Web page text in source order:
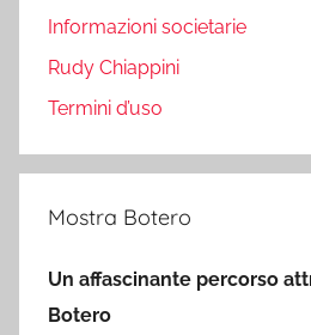
Informazioni societarie
Rudy Chiappini
Termini d’uso
Mostra Botero
Un affascinante percorso
Botero